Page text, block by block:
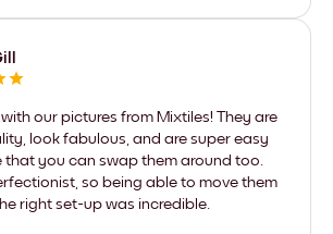
our pictures from Mixtiles! They are
look fabulous, and are super easy
that you can swap them around too.
so being able to move them
right set-up was incredible.